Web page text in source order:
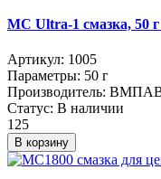
МС Ultra-1 смазка, 50
Артикул: 1005
Параметры: 50 г
Производитель:
Статус: В наличии
125
В корзину